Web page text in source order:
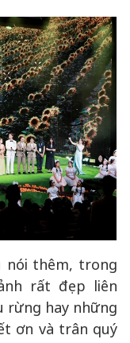
nói thêm, trong
rất đẹp liên
rừng hay những
ơn và trân quý